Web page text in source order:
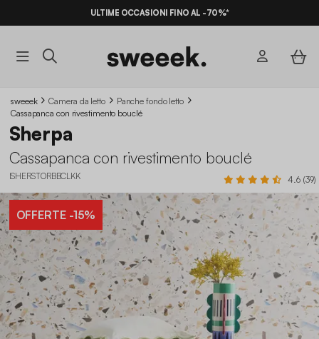
ULTIME OCCASIONI FINO AL -70%*
PAGA IN 3X SENZA INTERESSI
sweeek Camera da letto
Panche fondo letto
Cassapanca con rivestimento bouclé
Sherpa
Cassapanca con rivestimento bouclé
ISHERSTORBBCLKK 4.6 (39)
OFFERTE-15%